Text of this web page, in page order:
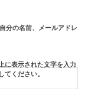
分の名前、メールアドレ
に表示された文字を入力
してください。